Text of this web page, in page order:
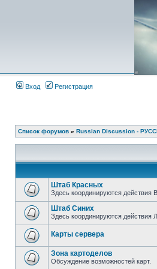
Вход Регистрация
Список форумов » Russian Discussion -
Штаб Красных
Здесь координируются
Штаб Синих
Здесь координируются
Карты сервера
Зона картоделов
Обсуждение возможностей карт.